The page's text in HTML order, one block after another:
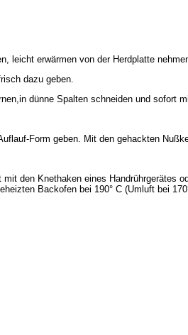
leicht erwärmen von der Herdplatte
dazu geben.
dünne Spalten schneiden und sofort
Form geben. Mit den gehackten
den Knethaken eines Handrührgerätes
Backofen bei 190° C (Umluft bei